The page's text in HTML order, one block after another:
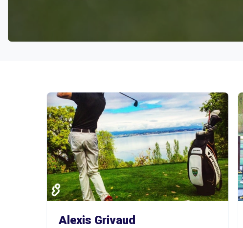
Structures proposant Cours de Golf
Alexis Grivaud